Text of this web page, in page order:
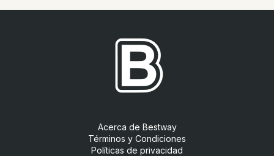
Acerca de Bestway
Términos y Condiciones
Políticas de privacidad